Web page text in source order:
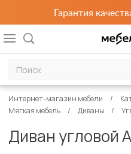
Гарантия
Интернет-магазин мебели
Мягкая мебель
Диваны
Диван угловой